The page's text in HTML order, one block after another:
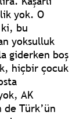
yok. O
bu
yoksulluk
giderken boş
hiçbir çocuk
AK
de Türk’ün